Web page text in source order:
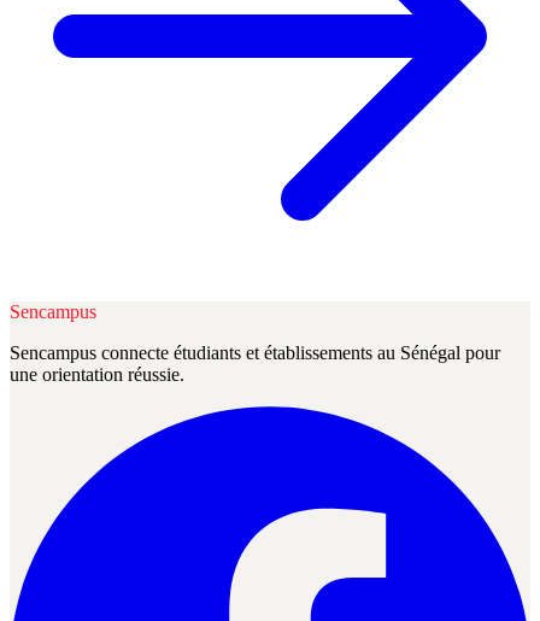
Sencampus
Sencampus connecte étudiants et établissements au Sénégal pour
une orientation réussie.